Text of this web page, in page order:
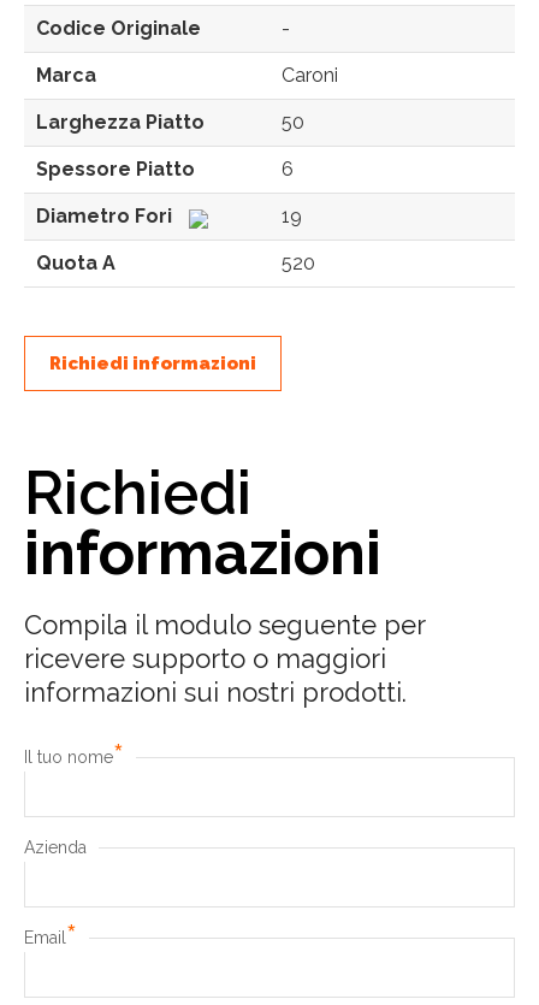
Codice Originale -
Marca Caroni
Larghezza Piatto 50
Spessore Piatto 6
Diametro Fori 19
Quota A 520
Richiedi informazioni
Richiedi
informazioni
Compila il modulo seguente per
ricevere supporto o maggiori
informazioni sui nostri prodotti.
Il tuo nome*
Azienda
Email*